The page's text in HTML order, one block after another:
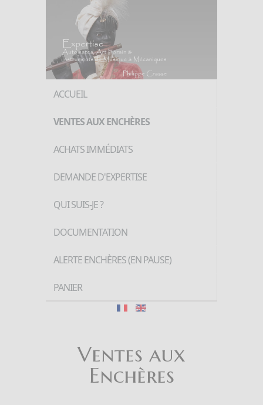
ACCUEIL
VENTES AUX ENCHÈRES
ACHATS IMMÉDIATS
DEMANDE D'EXPERTISE
QUI SUIS-JE ?
DOCUMENTATION
ALERTE ENCHÈRES (EN PAUSE)
PANIER
Ventes aux
Enchères